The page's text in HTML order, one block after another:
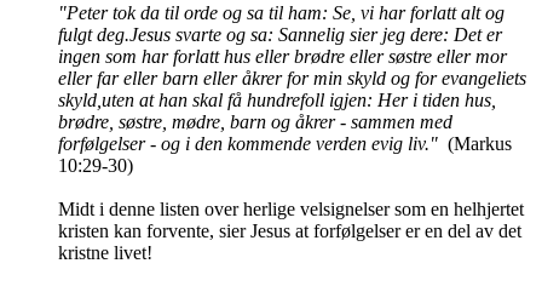
"Peter tok da til orde og sa til ham: Se, vi har forlatt alt og
fulgt deg.Jesus svarte og sa: Sannelig sier jeg dere: Det er
ingen som har forlatt hus eller brødre eller søstre eller mor
eller far eller barn eller åkrer for min skyld og for evangeliets
skyld,uten at han skal få hundrefoll igjen: Her i tiden hus,
brødre, søstre, mødre, barn og åkrer - sammen med
forfølgelser - og i den kommende verden evig liv." (Markus
10:29-30)
Midt i denne listen over herlige velsignelser som en helhjertet
kristen kan forvente, sier Jesus at forfølgelser er en del av det
kristne livet!